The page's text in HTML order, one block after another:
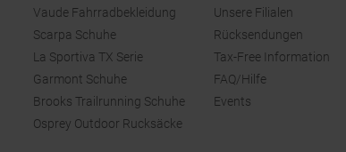
Vaude Fahrradbekleidung
Scarpa Schuhe
La Sportiva TX Serie
Garmont Schuhe
Brooks Trailrunning Schuhe
Osprey Outdoor Rucksäcke
Unsere Filialen
Rücksendungen
Tax-Free Information
FAQ/Hilfe
Events